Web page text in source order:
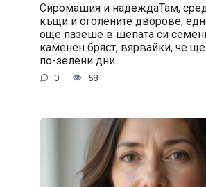
Сиромашия и надеждаТам, сред
къщи и оголените дворове,
още пазеше в шепата си
каменен бряст, вярвайки, че
по-зелени дни.
0 58